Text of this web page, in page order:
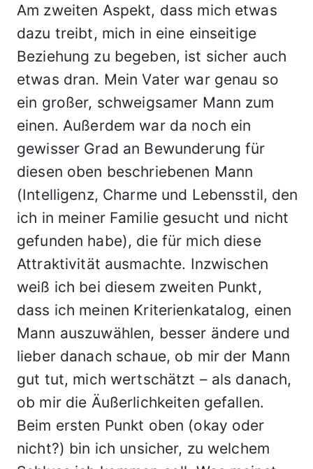
Am zweiten Aspekt, dass mich etwas
dazu treibt, mich in eine einseitige
Beziehung zu begeben, ist sicher auch
etwas dran. Mein Vater war genau so
ein großer, schweigsamer Mann zum
einen. Außerdem war da noch ein
gewisser Grad an Bewunderung für
diesen oben beschriebenen Mann
(Intelligenz, Charme und Lebensstil, den
ich in meiner Familie gesucht und nicht
gefunden habe), die für mich diese
Attraktivität ausmachte. Inzwischen
weiß ich bei diesem zweiten Punkt,
dass ich meinen Kriterienkatalog, einen
Mann auszuwählen, besser ändere und
lieber danach schaue, ob mir der Mann
gut tut, mich wertschätzt – als danach,
ob mir die Äußerlichkeiten gefallen.
Beim ersten Punkt oben (okay oder
nicht?) bin ich unsicher, zu welchem